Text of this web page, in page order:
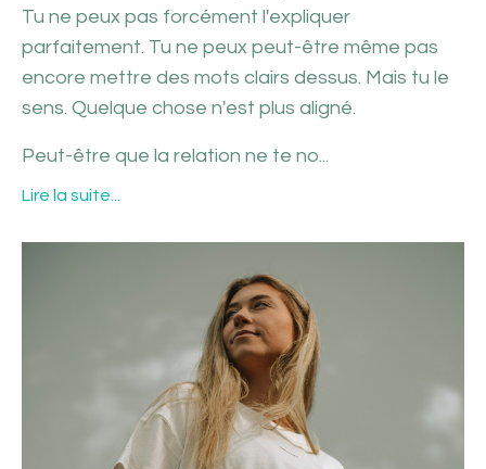
Tu ne peux pas forcément l'expliquer
parfaitement. Tu ne peux peut-être même pas
encore mettre des mots clairs dessus. Mais tu le
sens. Quelque chose n'est plus aligné.
Peut-être que la relation ne te no...
Lire la suite...